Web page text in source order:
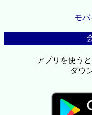
モバ
アプリを使う
ダウ